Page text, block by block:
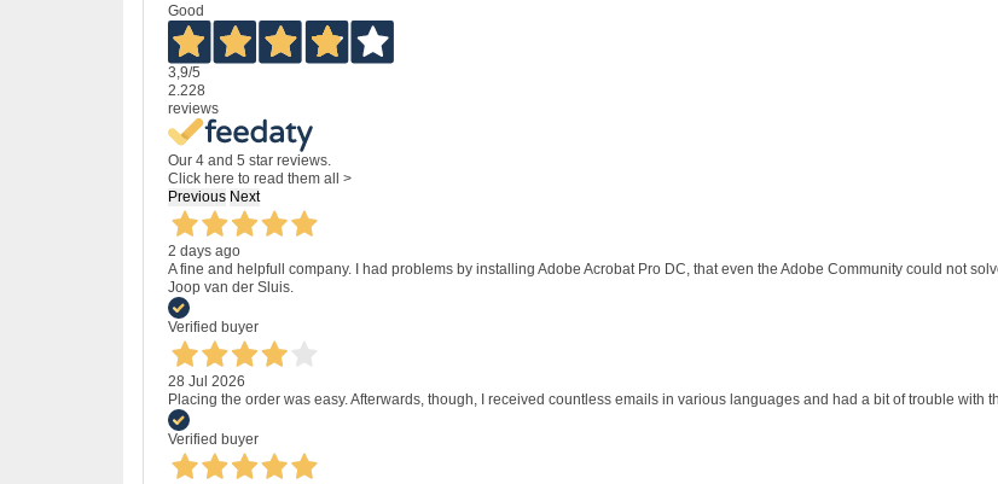
Good
3,9/5
2.228
reviews
Our 4 and 5 star reviews.
Click here to read them all >
Previous Next
2 days ago
A fine and helpfull company. I had problems by installing Adobe Acrobat Pro DC, that even the Adobe Community could not
Joop van der Sluis.
Verified buyer
28 Jul 2026
Placing the order was easy. Afterwards, though, I received countless emails in various languages and had a bit of trouble with
Verified buyer